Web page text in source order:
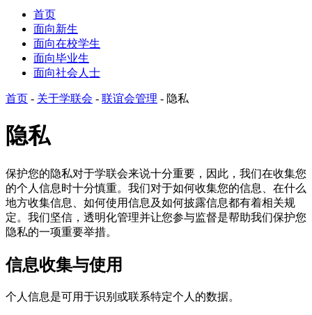
首页
面向新生
面向在校学生
面向毕业生
面向社会人士
首页 - 关于学联会 - 联谊会管理 - 隐私
隐私
保护您的隐私对于学联会来说十分重要，因此，我们在收集您
的个人信息时十分慎重。我们对于如何收集您的信息、在什么
地方收集信息、如何使用信息及如何披露信息都有着相关规
定。我们坚信，透明化管理并让您参与监督是帮助我们保护您
隐私的一项重要举措。
信息收集与使用
个人信息是可用于识别或联系特定个人的数据。